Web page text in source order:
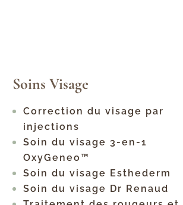
Soins Visage
Correction du visage par
injections
Soin du visage 3-en-1
OxyGeneo™
Soin du visage Esthederm
Soin du visage Dr Renaud